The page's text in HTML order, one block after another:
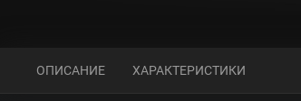
ОПИСАНИЕ ХАРАКТЕРИСТИКИ